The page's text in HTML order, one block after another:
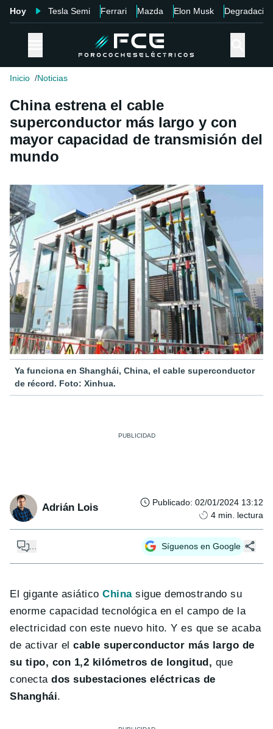
Hoy Tesla Semi Ferrari Mazda Elon Musk Degradación
Inicio Noticias
China estrena el cable
superconductor más largo y con
mayor capacidad de transmisión del
mundo
Ya funciona en Shanghái, China, el cable superconductor
de récord. Foto: Xinhua.
Adrián Lois Publicado: 02/01/2024 13:12
4 min. lectura
Síguenos en Google
El gigante asiáticoChinasigue demostrando su
enorme capacidad tecnológica en el campo de la
electricidad con este nuevo hito. Y es que se acaba
de activar elcable superconductor más largo de
su tipo, con 1,2 kilómetros de longitud, que
conectados subestaciones eléctricas de
Shanghái.